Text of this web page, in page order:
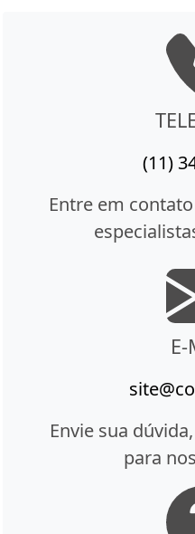
(11)
Entre em
Envie sua
para